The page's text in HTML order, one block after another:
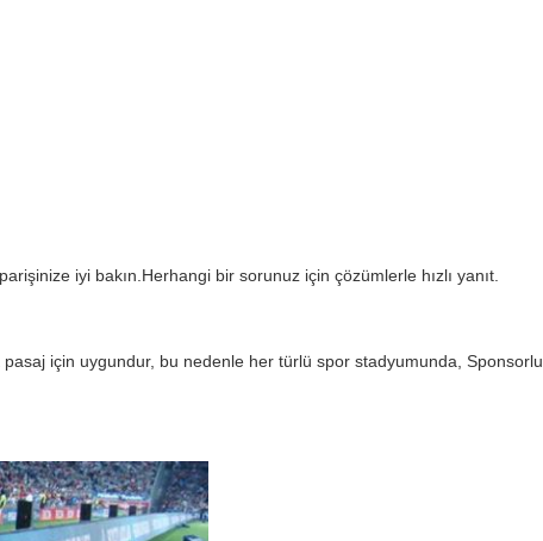
iyi bakın.Herhangi bir sorunuz için çözümlerle hızlı yanıt.
için uygundur, bu nedenle her türlü spor stadyumunda, Sponsorlu